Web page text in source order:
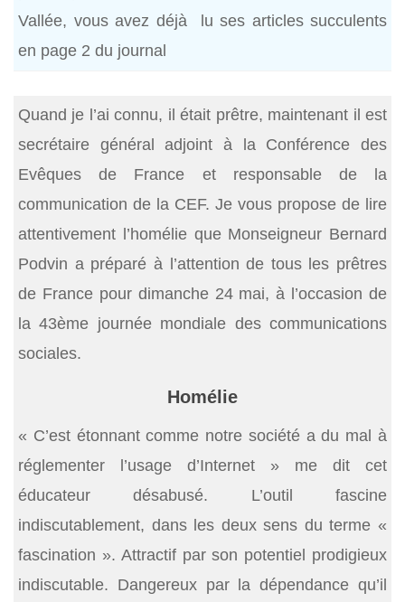
Vallée, vous avez déjà lu ses articles succulents
en page 2 du journal
Quand je l’ai connu, il était prêtre, maintenant il est
secrétaire général adjoint à la Conférence des
Evêques de France et responsable de la
communication de la CEF. Je vous propose de lire
attentivement l’homélie que Monseigneur Bernard
Podvin a préparé à l’attention de tous les prêtres
de France pour dimanche 24 mai, à l’occasion de
la 43ème journée mondiale des communications
sociales.
Homélie
« C’est étonnant comme notre société a du mal à
réglementer l’usage d’Internet » me dit cet
éducateur désabusé. L’outil fascine
indiscutablement, dans les deux sens du terme «
fascination ». Attractif par son potentiel prodigieux
indiscutable. Dangereux par la dépendance qu’il